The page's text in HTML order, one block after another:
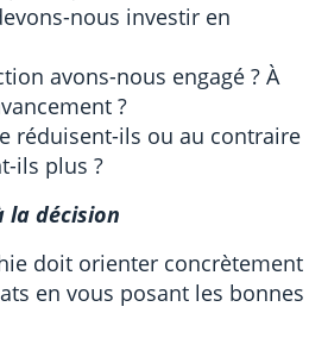
nous investir en
avons-nous engagé ? À
?
réduisent-ils ou au contraire
ils plus ?
la décision
doit orienter concrètement
en vous posant les bonnes